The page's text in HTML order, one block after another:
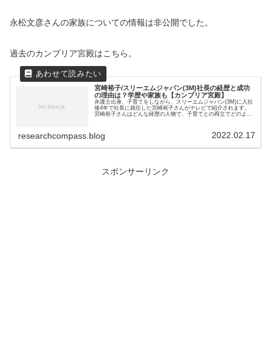
永松文彦さんの家族についての情報は非公開でした。
過去のカンブリア宮殿はこちら。
宮崎裕子/スリーエムジャパン(3M)社長の経歴と成功
の理由は？学歴や家族も【カンブリア宮殿】
弁護士出身、子育てをしながら、スリーエムジャパン(3M)に入社
後4年で社長に就任した宮崎裕子さんがテレビで紹介されます。
宮崎裕子さんはどんな経歴の人物で、子育てとの両立でどのよう
researchcompass.blog 2022.02.17
スポンサーリンク